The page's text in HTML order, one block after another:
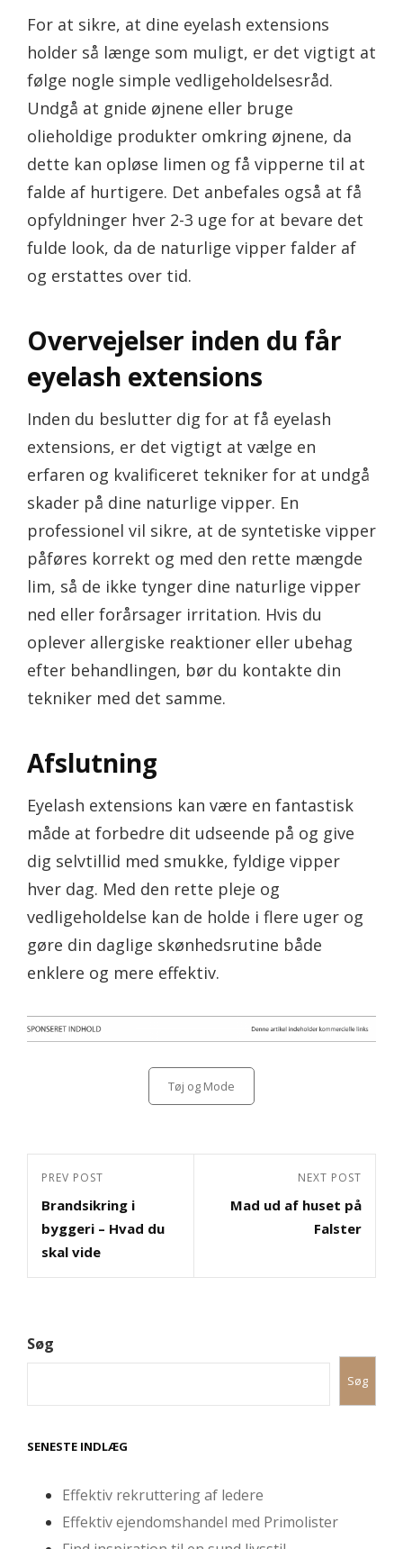
For at sikre, at dine eyelash extensions
holder så længe som muligt, er det vigtigt at
følge nogle simple vedligeholdelsesråd.
Undgå at gnide øjnene eller bruge
olieholdige produkter omkring øjnene, da
dette kan opløse limen og få vipperne til at
falde af hurtigere. Det anbefales også at få
opfyldninger hver 2-3 uge for at bevare det
fulde look, da de naturlige vipper falder af
og erstattes over tid.
Overvejelser inden du får
eyelash extensions
Inden du beslutter dig for at få eyelash
extensions, er det vigtigt at vælge en
erfaren og kvalificeret tekniker for at undgå
skader på dine naturlige vipper. En
professionel vil sikre, at de syntetiske vipper
påføres korrekt og med den rette mængde
lim, så de ikke tynger dine naturlige vipper
ned eller forårsager irritation. Hvis du
oplever allergiske reaktioner eller ubehag
efter behandlingen, bør du kontakte din
tekniker med det samme.
Afslutning
Eyelash extensions kan være en fantastisk
måde at forbedre dit udseende på og give
dig selvtillid med smukke, fyldige vipper
hver dag. Med den rette pleje og
vedligeholdelse kan de holde i flere uger og
gøre din daglige skønhedsrutine både
enklere og mere effektiv.
Tøj og Mode
Indlægsnavigation
Previous
Post
PREV POST
Brandsikring i
byggeri – Hvad du
skal vide
Post
NEXT POST
Mad ud af huset på
Falster
Søg
Søg
SENESTE INDLÆG
Effektiv rekruttering af ledere
Effektiv ejendomshandel med Primolister